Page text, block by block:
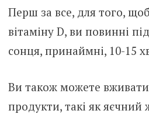
Перш за все, для того,
вітаміну D, ви повинні
сонця, принаймні, 10-15
Ви також можете
продукти, такі як яєчний